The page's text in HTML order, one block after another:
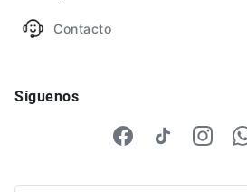
Contacto
Síguenos